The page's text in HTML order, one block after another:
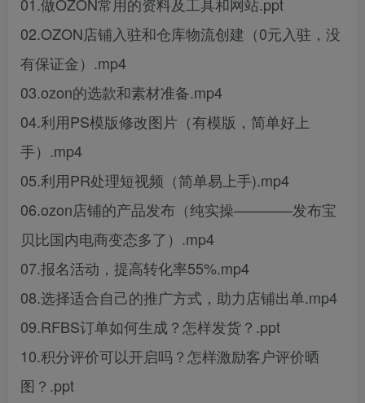
02.OZON店铺入驻和仓库物流创建（0元入驻，没
有保证金）.mp4
03.ozon的选款和素材准备.mp4
04.利用PS模版修改图片（有模版，简单好上
手）.mp4
05.利用PR处理短视频（简单易上手).mp4
06.ozon店铺的产品发布（纯实操————发布宝
贝比国内电商变态多了）.mp4
07.报名活动，提高转化率55%.mp4
08.选择适合自己的推广方式，助力店铺出单.mp4
09.RFBS订单如何生成？怎样发货？.ppt
10.积分评价可以开启吗？怎样激励客户评价晒
图？.ppt